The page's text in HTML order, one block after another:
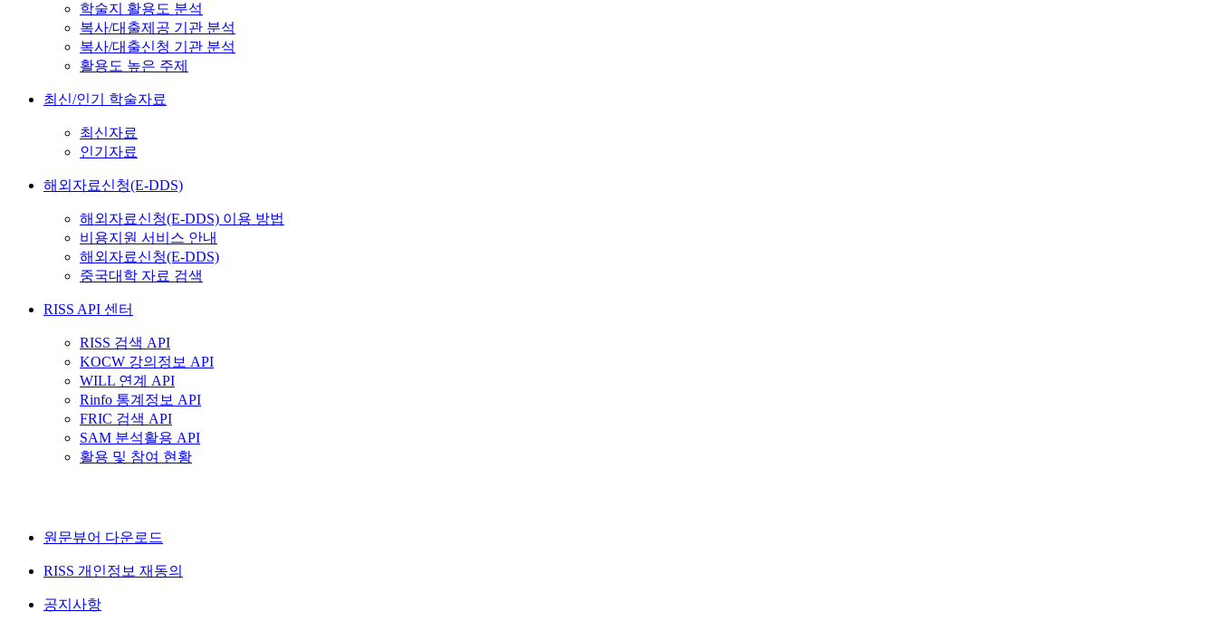
학술지 활용도 분석
복사/대출제공 기관 분석
복사/대출신청 기관 분석
활용도 높은 주제
최신/인기 학술자료
최신자료
인기자료
해외자료신청(E-DDS)
해외자료신청(E-DDS) 이용 방법
비용지원 서비스 안내
해외자료신청(E-DDS)
중국대학 자료 검색
RISS API 센터
RISS 검색 API
KOCW 강의정보 API
WILL 연계 API
Rinfo 통계정보 API
FRIC 검색 API
SAM 분석활용 API
활용 및 참여 현황
원문뷰어 다운로드
RISS 개인정보 재동의
공지사항